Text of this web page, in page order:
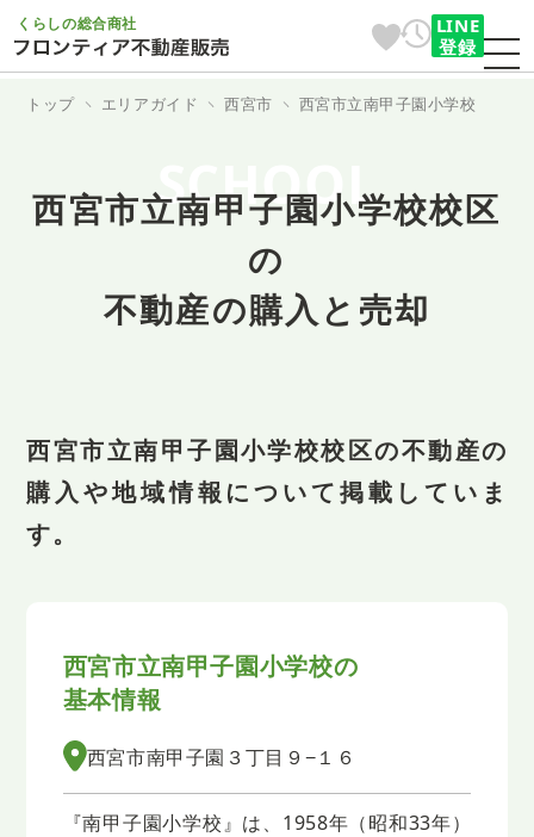
くらしの総合商社
LINE
登録
トップ エリアガイド 西宮市 西宮市立南甲子園小学校
SCHOOL
西宮市立南甲子園小学校校区
の
不動産の購入と売却
西宮市立南甲子園小学校校区の不動産の
購入や地域情報について掲載していま
す。
西宮市立南甲子園小学校の
基本情報
西宮市南甲子園３丁目９−１６
『南甲子園小学校』は、1958年（昭和33年）